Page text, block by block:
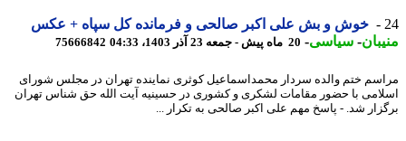
خوش و بش علی اکبر صالحی و فرمانده کل سپاه + عکس
-سیاسی-20 ماه پیش - جمعه 23 آذر 1403، 04:33 75666842
ختم والده سردار محمداسماعیل کوثری نماینده تهران در مجلس شورای
با حضور مقامات لشکری و کشوری در حسینیه آیت الله حق شناس تهران
شد. - پاسخ مهم علی اکبر صالحی به تکرار ...